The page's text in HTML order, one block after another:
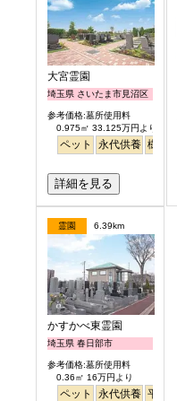
大宮霊園
埼玉県 さいたま市見沼区
参考価格:墓所使用料
0.975㎡ 33.125万円より
ペット 永代供養 樹木葬
詳細を見る
霊園 6.39km
かすかべ東霊園
埼玉県 春日部市
参考価格:墓所使用料
0.36㎡ 16万円より
ペット 永代供養 平坦